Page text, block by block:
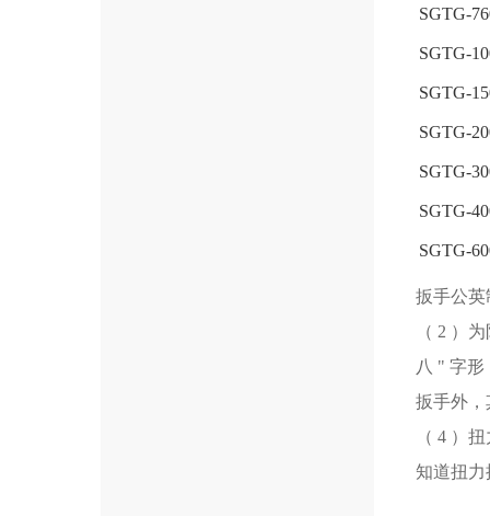
SGTG-
SGTG-
SGTG-
SGTG-
SGTG-
SGTG-
SGTG-
扳手公英
（ 2 ）
八 " 字
扳手外，
（ 4 ）
知道扭